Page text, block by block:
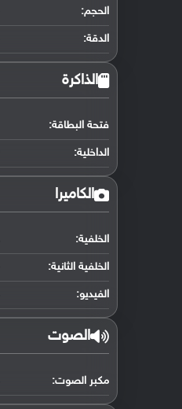
الحجم:
الدقة:
الذاكرة
فتحة البطاقة:
الداخلية:
الكاميرا
الخلفية:
الخلفية الثانية:
الفيديو:
الصوت
مكبر الصوت: